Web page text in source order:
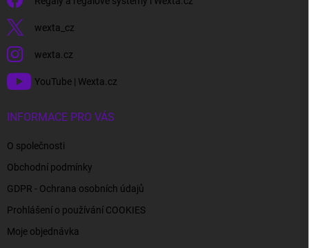
wexta_cz
wexta.cz
YouTube | Wexta.cz
INFORMACE PRO VÁS
O společnosti
Obchodní podmínky
GDPR - Ochrana osobních údajů
Prohlášení o používání COOKIES
Moje objednávka